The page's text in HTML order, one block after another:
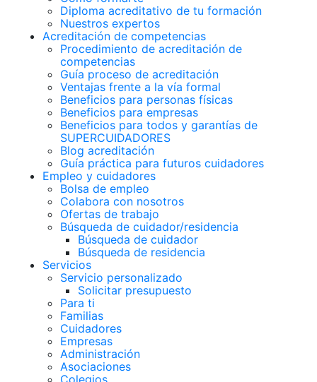
Diploma acreditativo de tu formación
Nuestros expertos
Acreditación de competencias
Procedimiento de acreditación de
competencias
Guía proceso de acreditación
Ventajas frente a la vía formal
Beneficios para personas físicas
Beneficios para empresas
Beneficios para todos y garantías de
SUPERCUIDADORES
Blog acreditación
Guía práctica para futuros cuidadores
Empleo y cuidadores
Bolsa de empleo
Colabora con nosotros
Ofertas de trabajo
Búsqueda de cuidador/residencia
Búsqueda de cuidador
Búsqueda de residencia
Servicios
Servicio personalizado
Solicitar presupuesto
Para ti
Familias
Cuidadores
Empresas
Administración
Asociaciones
Colegios